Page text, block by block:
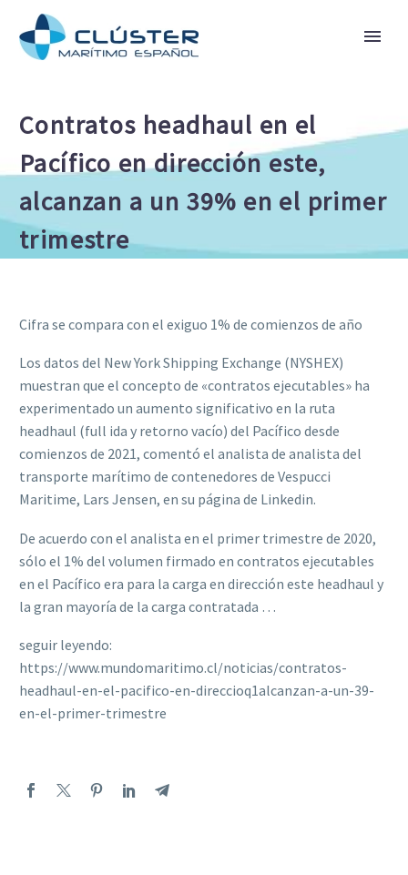
Contratos headhaul en el
Pacífico en dirección este,
alcanzan a un 39% en el primer
trimestre
Cifra se compara con el exiguo 1% de comienzos de año
Los datos del New York Shipping Exchange (NYSHEX)
muestran que el concepto de «contratos ejecutables» ha
experimentado un aumento significativo en la ruta
headhaul (full ida y retorno vacío) del Pacífico desde
comienzos de 2021, comentó el analista de analista del
transporte marítimo de contenedores de Vespucci
Maritime, Lars Jensen, en su página de Linkedin.
De acuerdo con el analista en el primer trimestre de 2020,
sólo el 1% del volumen firmado en contratos ejecutables
en el Pacífico era para la carga en dirección este headhaul y
la gran mayoría de la carga contratada …
seguir leyendo:
https://www.mundomaritimo.cl/noticias/contratos-
headhaul-en-el-pacifico-en-direccioq1alcanzan-a-un-39-
en-el-primer-trimestre